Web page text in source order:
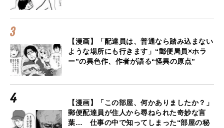
【漫画】「配達員は、普通なら踏み込まない
ような場所にも行きます」“郵便局員×ホラ
ー”の異色作、作者が語る“怪異の原点”
【漫画】「この部屋、何かありましたか？」
郵便配達員が住人から尋ねられた奇妙な言
葉… 仕事の中で知ってしまった“部屋の秘